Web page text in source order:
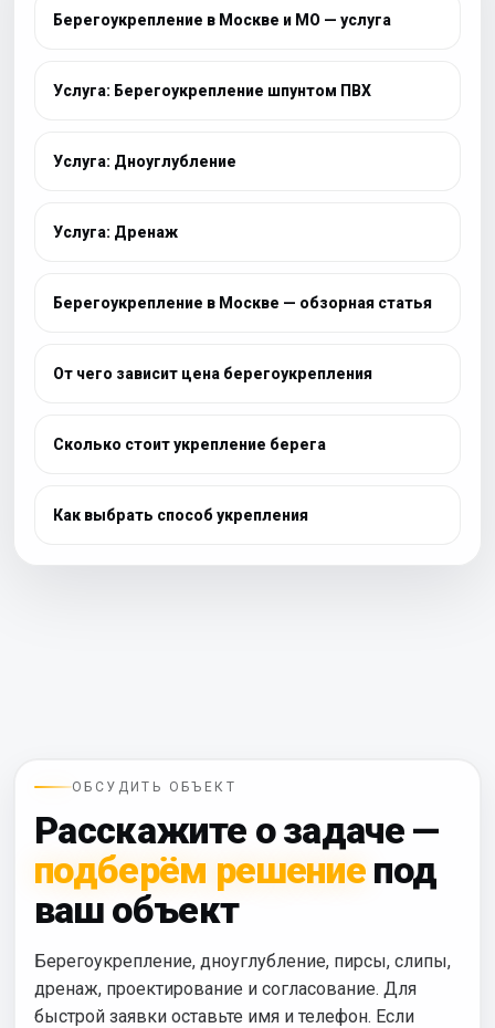
Берегоукрепление в Москве и МО — услуга
Услуга: Берегоукрепление шпунтом ПВХ
Услуга: Дноуглубление
Услуга: Дренаж
Берегоукрепление в Москве — обзорная статья
От чего зависит цена берегоукрепления
Сколько стоит укрепление берега
Как выбрать способ укрепления
ОБСУДИТЬ ОБЪЕКТ
Расскажите о задаче —
подберём решение под
ваш объект
Берегоукрепление, дноуглубление, пирсы, слипы,
дренаж, проектирование и согласование. Для
быстрой заявки оставьте имя и телефон. Если